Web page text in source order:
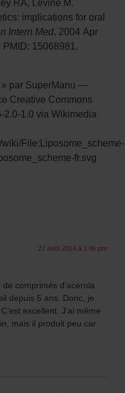
implications for oral
Intern Med. 2004 Apr
15068981.
» par SuperManu —
Creative Commons
2.0-1.0 via Wikimedia
File:Liposome_scheme-
fr.svg
27 août 2014 à 1:46 pm
comprimés d’acérola
depuis 5 ans. Donc, je
excellent. J’ai même
mais il produit peu car